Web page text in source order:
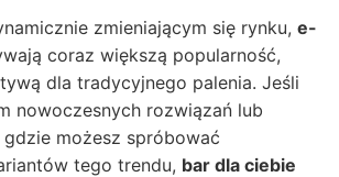
zmieniającym się rynku, e-
coraz większą popularność,
dla tradycyjnego palenia. Jeśli
nowoczesnych rozwiązań lub
gdzie możesz spróbować
tego trendu, bar dla ciebie